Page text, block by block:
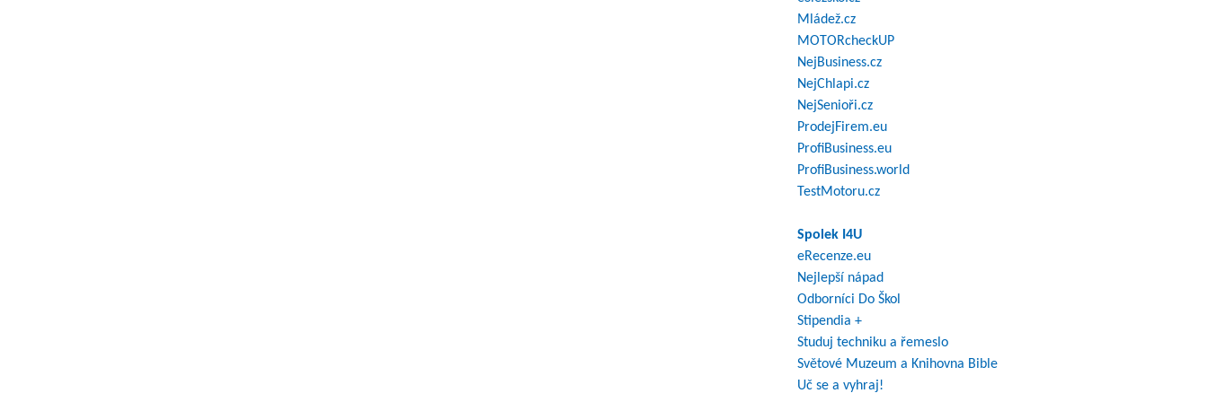
Mládež.cz
MOTORcheckUP
NejBusiness.cz
NejChlapi.cz
NejSenioři.cz
ProdejFirem.eu
ProfiBusiness.eu
ProfiBusiness.world
TestMotoru.cz
Spolek I4U
eRecenze.eu
Nejlepší nápad
Odborníci Do Škol
Stipendia +
Studuj techniku a řemeslo
Světové Muzeum a Knihovna Bible
Uč se a vyhraj!